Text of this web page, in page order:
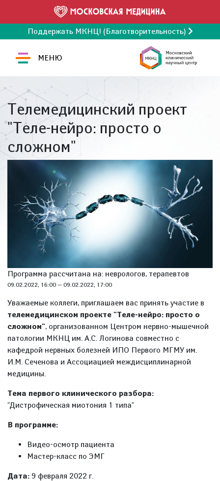
Поддержать МКНЦ! (Благотворительность)
МЕНЮ
Телемедицинский проект
"Теле-нейро: просто о
сложном"
Программа рассчитана на: неврологов, терапевтов
09.02.2022, 16:00 — 09.02.2022, 17:00
Уважаемые коллеги, приглашаем вас принять участие в
телемедицинском проекте "Теле-нейро: просто о
сложном", организованном Центром нервно-мышечной
патологии МКНЦ им. А.С. Логинова совместно с
кафедрой нервных болезней ИПО Первого МГМУ им.
И.М. Сеченова и Ассоциацией междисциплинарной
медицины.
Тема первого клинического разбора:
"Дистрофическая миотония 1 типа"
В программе:
Видео-осмотр пациента
Мастер-класс по ЭМГ
Дата: 9 февраля 2022 г.